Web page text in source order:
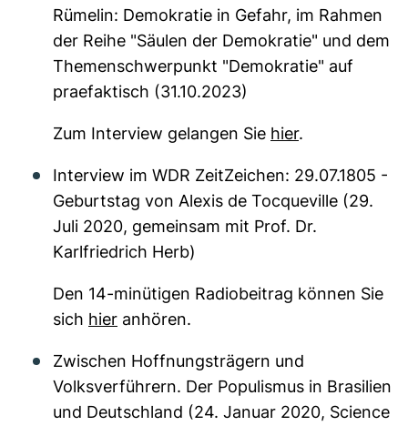
Rümelin: Demokratie in Gefahr, im Rahmen
der Reihe "Säulen der Demokratie" und dem
Themenschwerpunkt "Demokratie" auf
praefaktisch (31.10.2023)
Zum Interview gelangen Sie hier.
Interview im WDR ZeitZeichen: 29.07.1805 -
Geburtstag von Alexis de Tocqueville (29.
Juli 2020, gemeinsam mit Prof. Dr.
Karlfriedrich Herb)
Den 14-minütigen Radiobeitrag können Sie
sich hier anhören.
Zwischen Hoffnungsträgern und
Volksverführern. Der Populismus in Brasilien
und Deutschland (24. Januar 2020, Science